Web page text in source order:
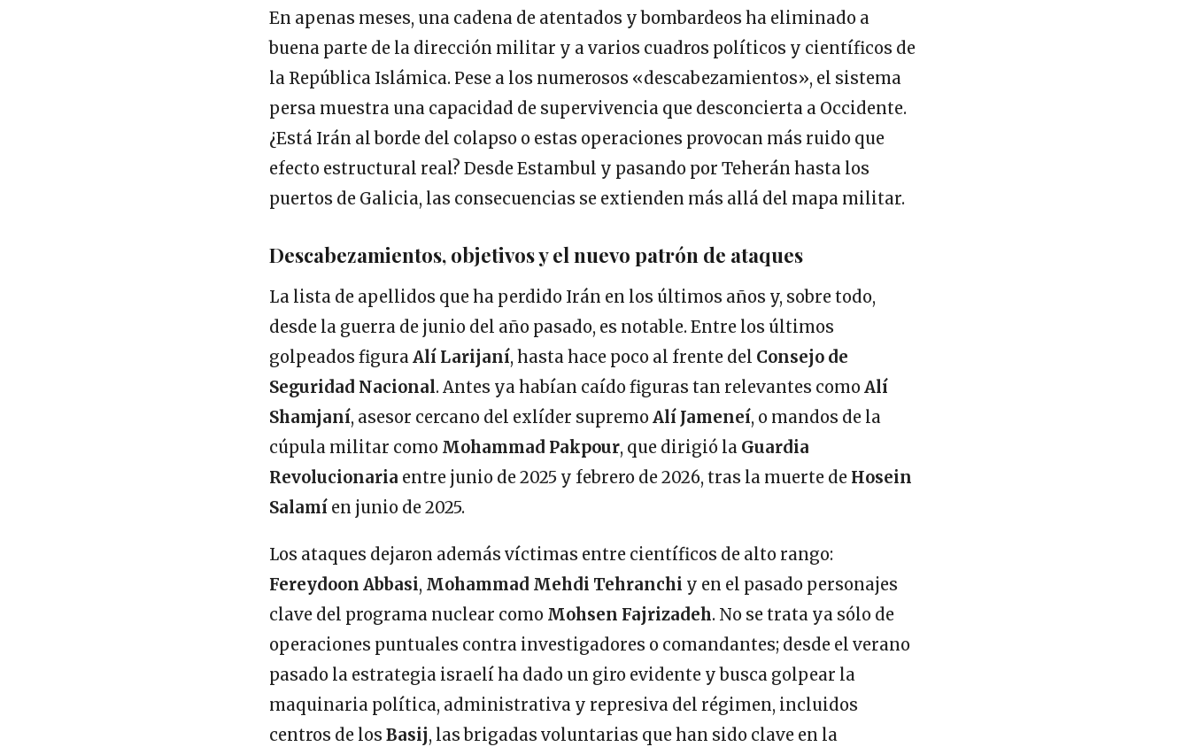
En apenas meses, una cadena de atentados y bombardeos ha eliminado a
buena parte de la dirección militar y a varios cuadros políticos y científicos de
la República Islámica. Pese a los numerosos «descabezamientos», el sistema
persa muestra una capacidad de supervivencia que desconcierta a Occidente.
¿Está Irán al borde del colapso o estas operaciones provocan más ruido que
efecto estructural real? Desde Estambul y pasando por Teherán hasta los
puertos de Galicia, las consecuencias se extienden más allá del mapa militar.
Descabezamientos, objetivos y el nuevo patrón de ataques
La lista de apellidos que ha perdido Irán en los últimos años y, sobre todo,
desde la guerra de junio del año pasado, es notable. Entre los últimos
golpeados figuraAlí Larijaní, hasta hace poco al frente del Consejo de
Seguridad Nacional. Antes ya habían caído figuras tan relevantes comoAlí
Shamjaní, asesor cercano del exlíder supremoAlí Jameneí, o mandos de la
cúpula militar como Mohammad Pakpour, que dirigió la Guardia
Revolucionaria entre junio de 2025 y febrero de 2026, tras la muerte de Hosein
Salamí en junio de 2025.
Los ataques dejaron además víctimas entre científicos de alto rango:
Fereydoon Abbasi, Mohammad Mehdi Tehranchi y en el pasado personajes
clave del programa nuclear como Mohsen Fajrizadeh. No se trata ya sólo de
operaciones puntuales contra investigadores o comandantes; desde el verano
pasado la estrategia israelí ha dado un giro evidente y busca golpear la
maquinaria política, administrativa y represiva del régimen, incluidos
centros de los Basij, las brigadas voluntarias que han sido clave en la